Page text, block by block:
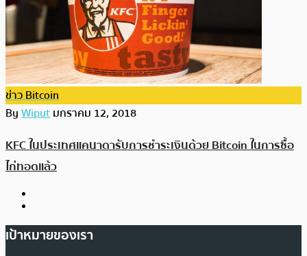
ข่าว Bitcoin
ByWiputมกราคม 12, 2018
KFC ในประเทศแคนาดารับการชำระเงินด้วย Bitcoin ในการซื้อ
ไก่ทอดแล้ว
เป้าหมายของเรา